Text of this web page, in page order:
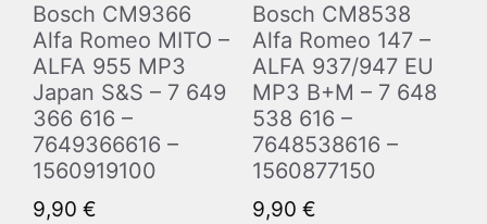
Bosch CM9366
Alfa Romeo MITO –
ALFA 955 MP3
Japan S&S – 7 649
366 616 –
7649366616 –
1560919100
9,90 €
Bosch CM8538
Alfa Romeo 147 –
ALFA 937/947 EU
MP3 B+M – 7 648
538 616 –
7648538616 –
1560877150
9,90 €